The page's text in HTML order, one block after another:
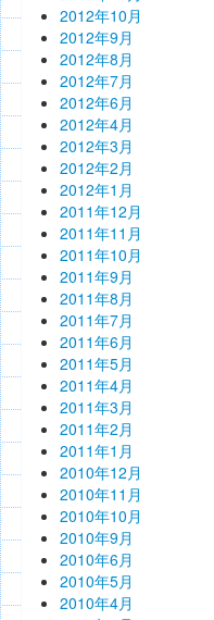
2012年10月
2012年9月
2012年8月
2012年7月
2012年6月
2012年4月
2012年3月
2012年2月
2012年1月
2011年12月
2011年11月
2011年10月
2011年9月
2011年8月
2011年7月
2011年6月
2011年5月
2011年4月
2011年3月
2011年2月
2011年1月
2010年12月
2010年11月
2010年10月
2010年9月
2010年6月
2010年5月
2010年4月